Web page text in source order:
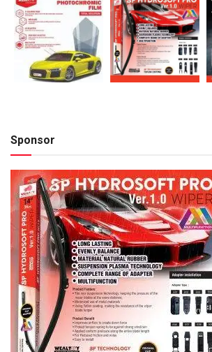
Sponsor